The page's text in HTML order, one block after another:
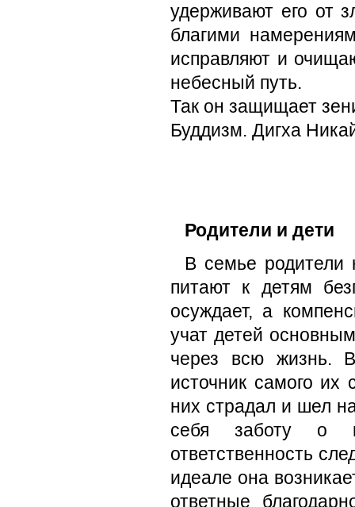
удерживают его от
благими
исправляют и
небесный путь.
Так он защищает
Буддизм. Дигха
Родители и дети
В семье родители
питают к детям
осуждает, а
учат детей
через всю жизнь.
источник самого их
них страдал и шел
себя заботу о
ответственность
идеале она
ответные